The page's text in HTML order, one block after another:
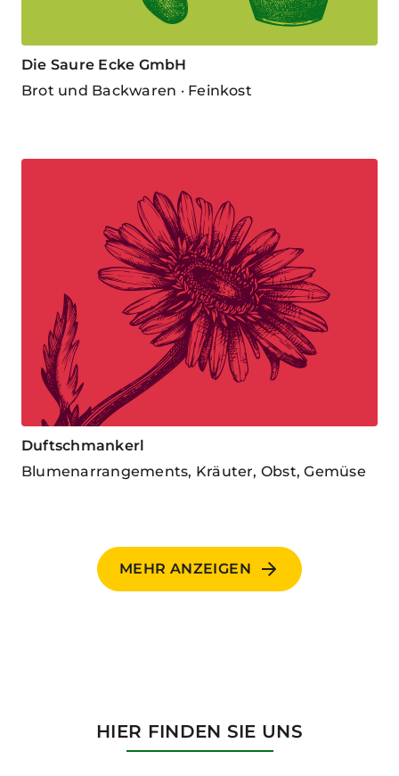
Die Saure Ecke GmbH
Brot und Backwaren · Feinkost
Duftschmankerl
Blumenarrangements, Kräuter, Obst, Gemüse
MEHR ANZEIGEN
HIER FINDEN SIE UNS